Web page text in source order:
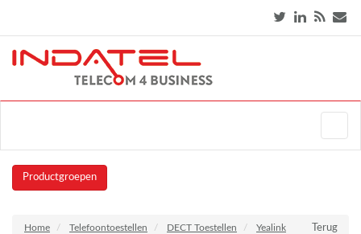
Productgroepen
Terug
Home Telefoontoestellen DECT Toestellen Yealink